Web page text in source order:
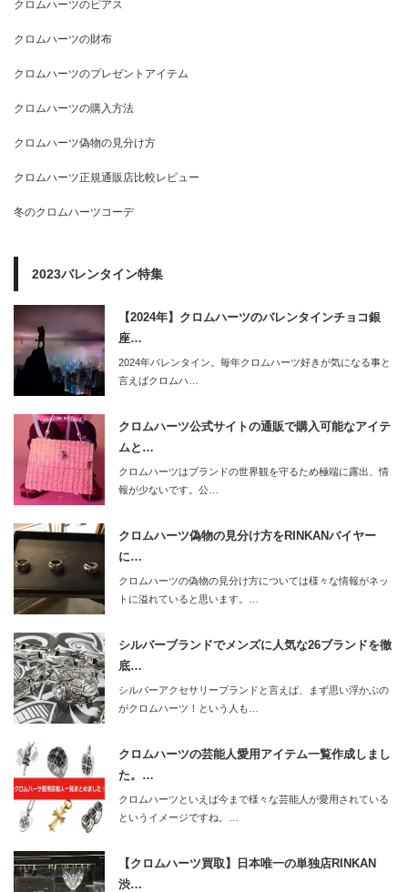
クロムハーツのピアス
クロムハーツの財布
クロムハーツのプレゼントアイテム
クロムハーツの購入方法
クロムハーツ偽物の見分け方
クロムハーツ正規通販店比較レビュー
冬のクロムハーツコーデ
2023バレンタイン特集
【2024年】クロムハーツのバレンタインチョコ銀
座…
2024年バレンタイン。毎年クロムハーツ好きが気になる事と
言えばクロムハ…
クロムハーツ公式サイトの通販で購入可能なアイテ
ムと…
クロムハーツはブランドの世界観を守るため極端に露出、情
報が少ないです。公…
クロムハーツ偽物の見分け方をRINKANバイヤー
に…
クロムハーツの偽物の見分け方については様々な情報がネッ
トに溢れていると思います。…
シルバーブランドでメンズに人気な26ブランドを徹
底…
シルバーアクセサリーブランドと言えば、まず思い浮かぶの
がクロムハーツ！という人も…
クロムハーツの芸能人愛用アイテム一覧作成しまし
た。…
クロムハーツといえば今まで様々な芸能人が愛用されている
というイメージですね。…
【クロムハーツ買取】日本唯一の単独店RINKAN
渋…